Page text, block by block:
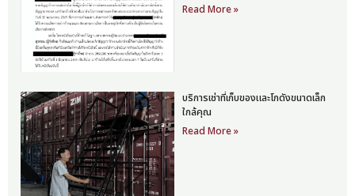
Read More »
บริการเช่าที่เก็บของและโกดังขนาดเล็ก
ใกล้คุณ
Read More »